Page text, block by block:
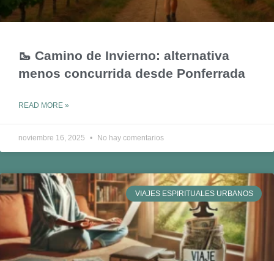
🥾 Camino de Invierno: alternativa
menos concurrida desde Ponferrada
READ MORE »
noviembre 16, 2025 No hay comentarios
VIAJES ESPIRITUALES URBANOS